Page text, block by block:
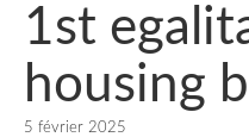
1st
housing
5 février 2025